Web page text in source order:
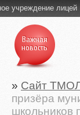
учреждение
Важная
новость
» Сайт
призёра
школьников